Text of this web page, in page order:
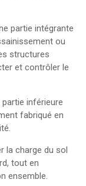
partie intégrante
ou
structures
et contrôler le
inférieure
fabriqué en
la charge du sol
tout en
ensemble.